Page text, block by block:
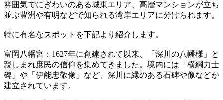
雰囲気でにぎわいのある城東エリア、高層マンションが立ち
並ぶ豊洲や有明などで知られる湾岸エリアに分けられます。
特に有名なスポットを下記より紹介します。
富岡八幡宮：1627年に創建されて以来、「深川の八幡様」と
親しまれ庶民の信仰を集めてきました。境内には「横綱力士
碑」や「伊能忠敬像」など、深川に縁のある石碑や像などが
建立されています。